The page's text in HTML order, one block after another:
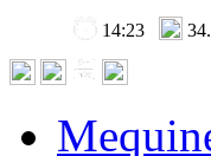
14:23